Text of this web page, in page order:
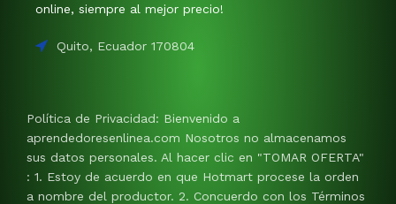
online, siempre al mejor precio!
Quito, Ecuador 170804
Política de Privacidad: Bienvenido a
aprendedoresenlinea.com Nosotros no almacenamos
sus datos personales. Al hacer clic en "TOMAR OFERTA"
: 1. Estoy de acuerdo en que Hotmart procese la orden
a nombre del productor. 2. Concuerdo con los Términos